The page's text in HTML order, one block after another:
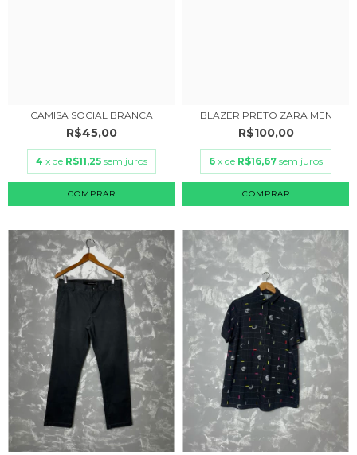
CAMISA SOCIAL BRANCA
R$45,00
4 x de R$11,25 sem juros
COMPRAR
BLAZER PRETO ZARA MEN
R$100,00
6 x de R$16,67 sem juros
COMPRAR